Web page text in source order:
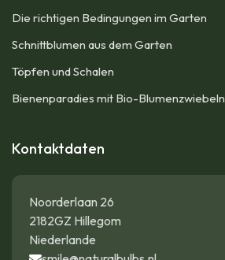
Die richtigen Bedingungen im Garten
Schnittblumen aus dem Garten
Töpfen und Schalen
Bienenparadies mit Bio-Blumenzwiebeln
Kontaktdaten
Noorderlaan 26
2182GZ Hillegom
Niederlande